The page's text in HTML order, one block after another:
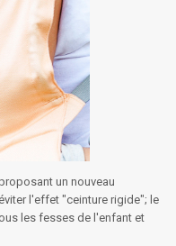
un nouveau
l'effet "ceinture rigide"; le
les fesses de l'enfant et